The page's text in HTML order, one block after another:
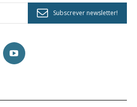
Subscrever newsletter!